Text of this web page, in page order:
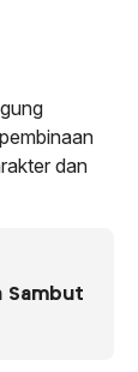
dan
Sambut